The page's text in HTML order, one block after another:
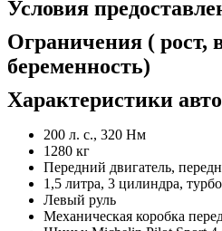
Условия
Ограничения ( рост,
беременность)
Характеристики
200 л. с., 320 Нм
1280 кг
Передний двигатель,
1,5 литра, 3 цилиндра, турбо
Левый руль
Механическая коробка